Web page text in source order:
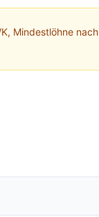
Mindestlöhne nach